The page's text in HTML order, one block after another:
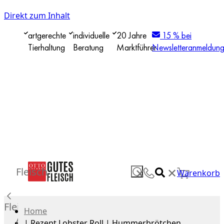
Direkt zum Inhalt
artgerechte
Tierhaltung
individuelle
Beratung
20 Jahre
Marktführer
15 % bei
Newsletteranmeldung
✕ ✕Warenkorb
Fleisch
Fleisch
Alle
Home